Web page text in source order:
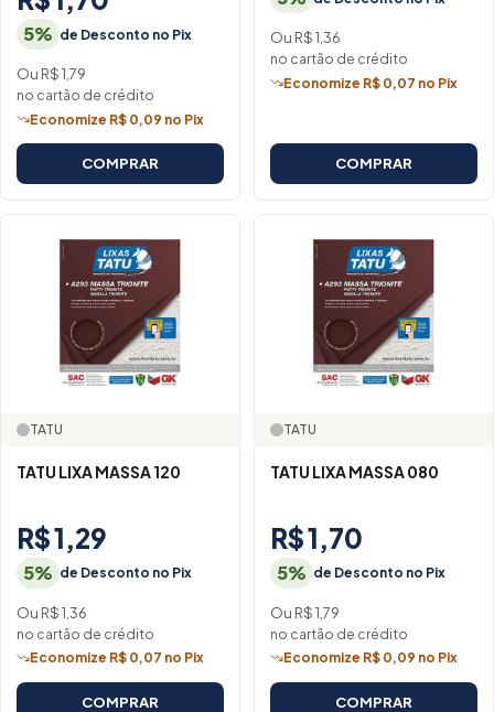
5% de Desconto no Pix
Ou R$ 1,79
no cartão de crédito
Economize R$ 0,09 no Pix
COMPRAR
Ou R$ 1,36
no cartão de crédito
Economize R$ 0,07 no Pix
COMPRAR
TATU
TATU LIXA MASSA 120
R$ 1,29
5% de Desconto no Pix
Ou R$ 1,36
no cartão de crédito
Economize R$ 0,07 no Pix
COMPRAR
TATU
TATU LIXA MASSA 080
R$ 1,70
5% de Desconto no Pix
Ou R$ 1,79
no cartão de crédito
Economize R$ 0,09 no Pix
COMPRAR